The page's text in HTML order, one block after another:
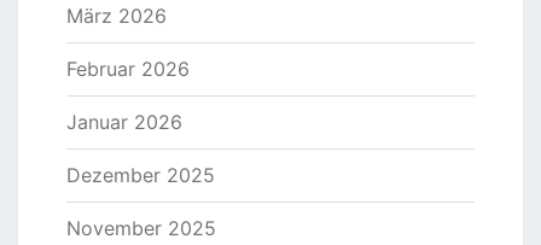
März 2026
Februar 2026
Januar 2026
Dezember 2025
November 2025